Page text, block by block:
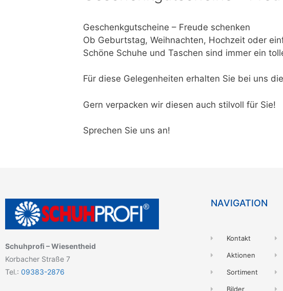
Geschenkgutscheine – Freude schenken
Ob Geburtstag, Weihnachten, Hochzeit oder
Schöne Schuhe und Taschen sind immer ein
Für diese Gelegenheiten erhalten Sie bei uns
Gern verpacken wir diesen auch stilvoll für Sie!
Sprechen Sie uns an!
Schuhprofi – Wiesentheid
Korbacher Straße 7
Tel.: 09383-2876
NAVIGATION
Kontakt
Aktionen
Sortiment
Bilder